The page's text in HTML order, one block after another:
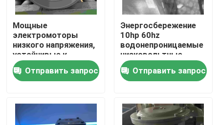
Дом
Видео
Мощные
электромоторы
низкого напряжения,
устойчивые к
взрывам, в воздухе
с взрывчатым
воздухом
Отправить запрос
Энергосбережение
10hp 60hz
водонепроницаемые
низковольтные
электрические
моторы
Отправить запрос